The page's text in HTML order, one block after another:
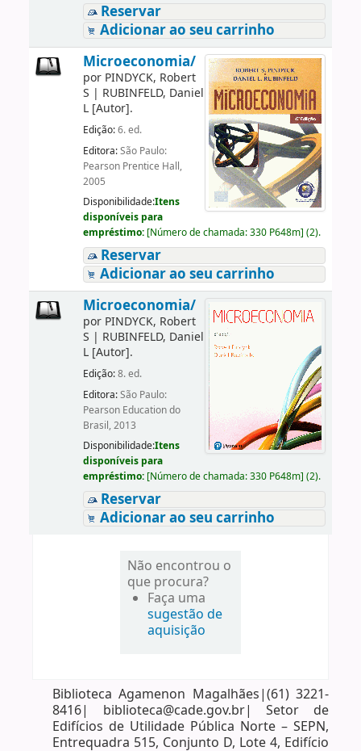
Reservar
Adicionar ao seu carrinho
Microeconomia/
por PINDYCK, Robert
S | RUBINFELD, Daniel
L[Autor].
Edição:6. ed.
Editora:São Paulo:
Pearson Prentice Hall,
2005
Disponibilidade:Itens
disponíveis para
empréstimo: [Número de chamada:330 P648m] (2).
Reservar
Adicionar ao seu carrinho
Microeconomia/
por PINDYCK, Robert
S | RUBINFELD, Daniel
L[Autor].
Edição:8. ed.
Editora:São Paulo:
Pearson Education do
Brasil, 2013
Disponibilidade:Itens
disponíveis para
empréstimo: [Número de chamada:330 P648m] (2).
Reservar
Adicionar ao seu carrinho
Não encontrou o
que procura?
Faça uma
sugestão de
aquisição
Biblioteca Agamenon Magalhães|(61) 3221-
8416| biblioteca@cade.gov.br| Setor de
Edifícios de Utilidade Pública Norte – SEPN,
Entrequadra 515, Conjunto D, Lote 4, Edifício